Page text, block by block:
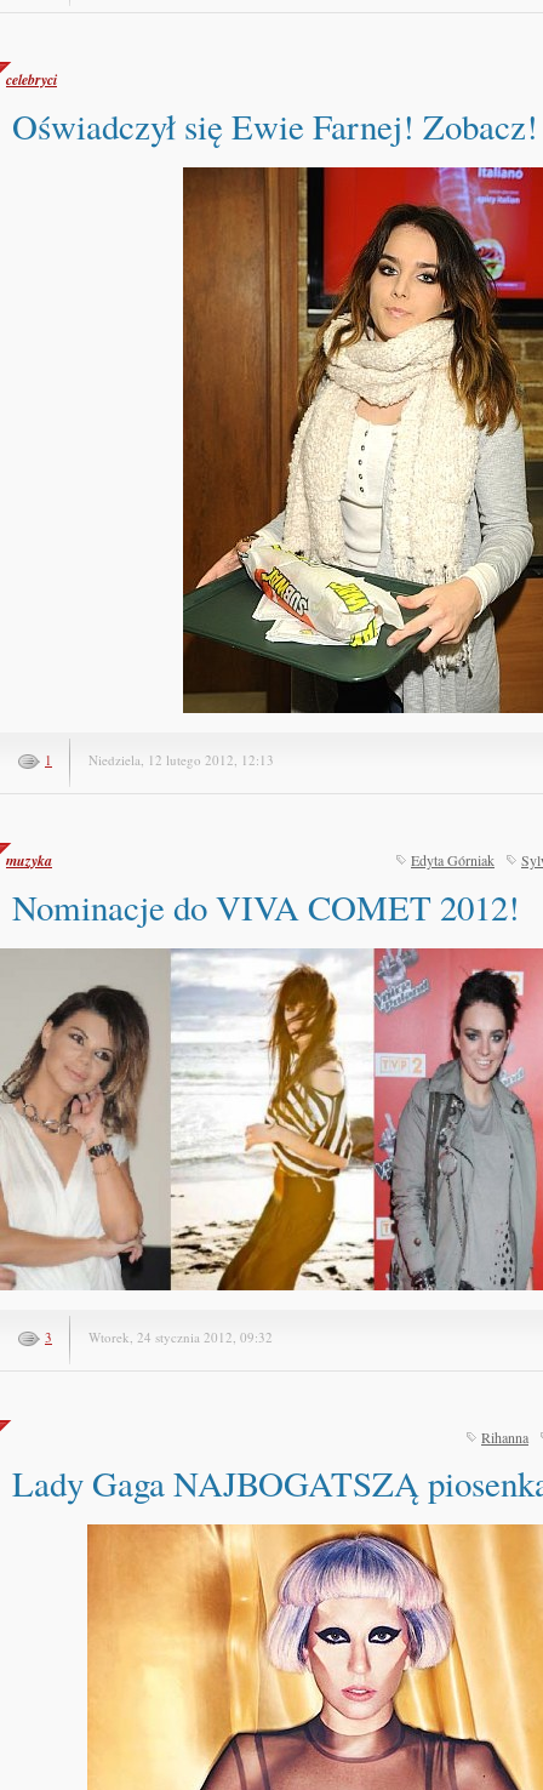
celebryci
Oświadczył się Ewie Farnej! Zobacz!
1 Niedziela, 12 lutego 2012, 12:13
muzyka Edyta Górniak
Nominacje do VIVA COMET 2012!
3 Wtorek, 24 stycznia 2012, 09:32
Rihanna
Lady Gaga NAJBOGATSZĄ